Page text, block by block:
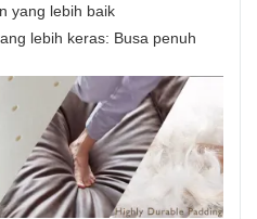
yang lebih baik
lebih keras: Busa penuh